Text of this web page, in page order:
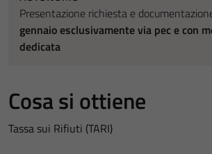
Presentazione richiesta e
gennaio esclusivamente via pec e con
dedicata
Cosa si ottiene
Tassa sui Rifiuti (TARI)